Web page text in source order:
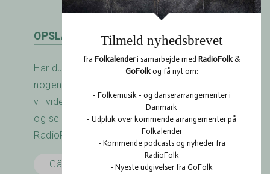
OPSLAGSTAVLEN
Har du arrangeret en koncert? Savner du
nogen at spille med? Er der noget du gerne
vil vide? Brug RadioFolk.dk's Opslagstavle,
og se også hvad andre har gang i på
RadioFolk.dk's Opslagstavle.
Gå til Opslagstavlen